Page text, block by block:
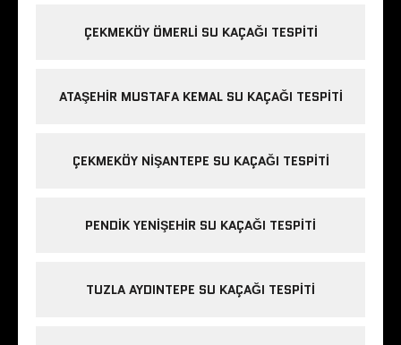
ÇEKMEKÖY ÖMERLI SU KAÇAĞI TESPITI
ATAŞEHIR MUSTAFA KEMAL SU KAÇAĞI TESPITI
ÇEKMEKÖY NIŞANTEPE SU KAÇAĞI TESPITI
PENDIK YENIŞEHIR SU KAÇAĞI TESPITI
TUZLA AYDINTEPE SU KAÇAĞI TESPITI